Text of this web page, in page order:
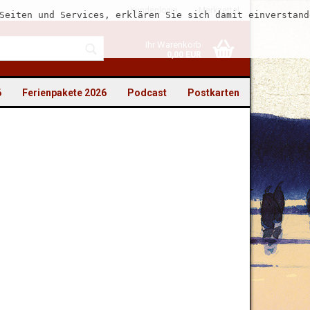
Kundenlogin Merkzettel
Ihr Warenkorb
0,00 EUR
und Services, erklären Sie sich damit
Postkarten
Podcast
Ferienpakete 2026